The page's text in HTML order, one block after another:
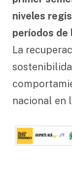
niveles
períodos de
La
nacional en